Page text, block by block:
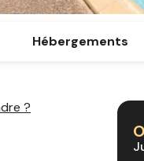
Hébergements
?